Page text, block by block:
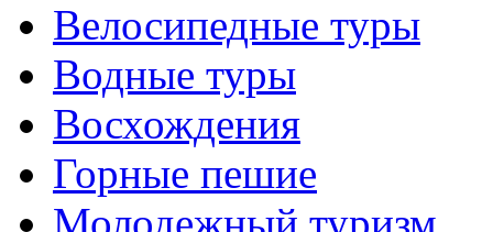
Велосипедные туры
Водные туры
Восхождения
Горные пешие